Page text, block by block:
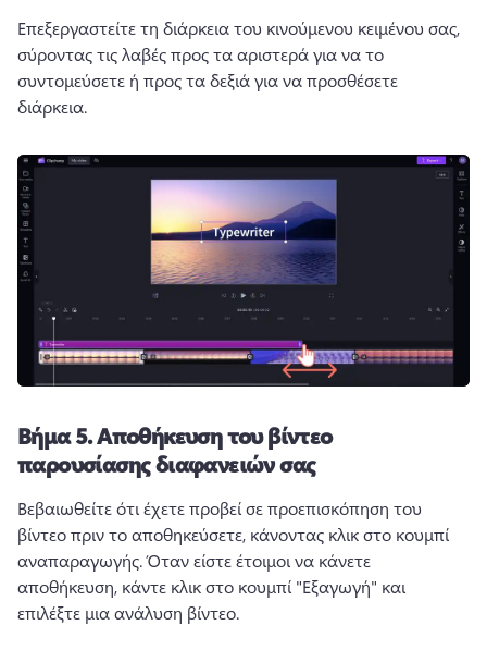
Επεξεργαστείτε τη διάρκεια του κινούμενου κειμένου σας,
σύροντας τις λαβές προς τα αριστερά για να το
συντομεύσετε ή προς τα δεξιά για να προσθέσετε
διάρκεια.
Βήμα 5.Αποθήκευση του βίντεο
παρουσίασης διαφανειών σας
Βεβαιωθείτε ότι έχετε προβεί σε προεπισκόπηση του
βίντεο πριν το αποθηκεύσετε, κάνοντας κλικ στο κουμπί
αναπαραγωγής. Όταν είστε έτοιμοι να κάνετε
αποθήκευση, κάντε κλικ στο κουμπί "Εξαγωγή" και
επιλέξτε μια ανάλυση βίντεο.